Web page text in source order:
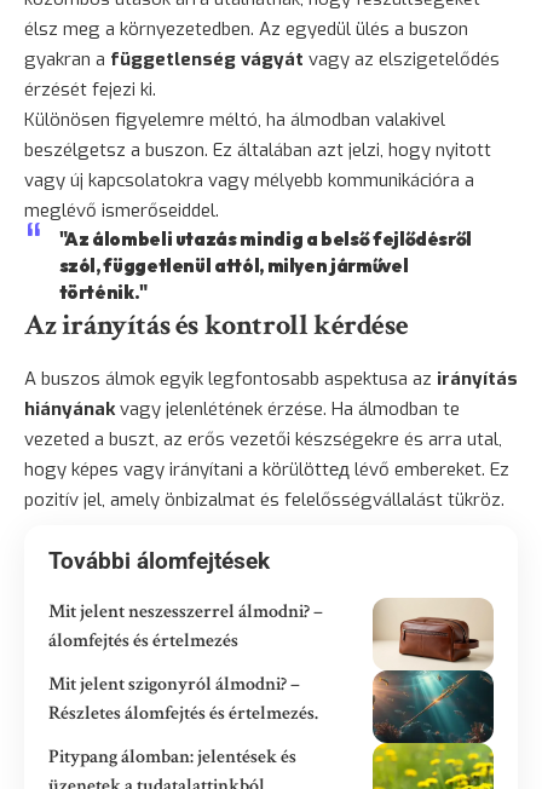
élsz meg a környezetedben. Az egyedül ülés a buszon
gyakran a függetlenség vágyát vagy az elszigetelődés
érzését fejezi ki.
Különösen figyelemre méltó, ha álmodban valakivel
beszélgetsz a buszon. Ez általában azt jelzi, hogy nyitott
vagy új kapcsolatokra vagy mélyebb kommunikációra a
meglévő ismerőseiddel.
"Az álombeli utazás mindig a belső fejlődésről
szól, függetlenül attól, milyen járművel
történik."
Az irányítás és kontroll kérdése
A buszos álmok egyik legfontosabb aspektusa az irányítás
hiányánakvagy jelenlétének érzése. Ha álmodban te
vezeted a buszt, az erős vezetői készségekre és arra utal,
hogy képes vagy irányítani a körülöttед lévő embereket. Ez
pozitív jel, amely önbizalmat és felelősségvállalást tükröz.
További álomfejtések
Mit jelent neszesszerrel álmodni? –
álomfejtés és értelmezés
Mit jelent szigonyról álmodni? –
Részletes álomfejtés és értelmezés.
Pitypang álomban: jelentések és